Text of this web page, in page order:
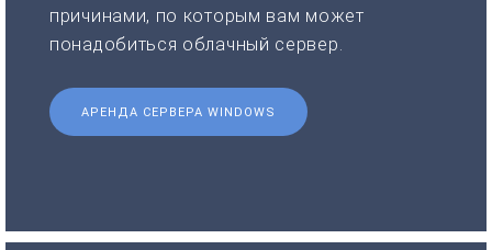
причинами, по которым вам может
понадобиться облачный сервер.
АРЕНДА СЕРВЕРА WINDOWS